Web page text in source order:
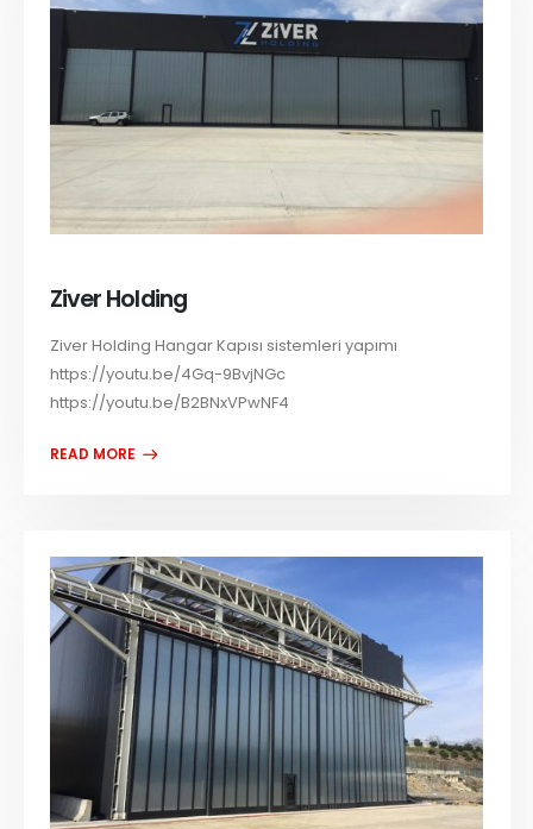
Ziver Holding
Ziver Holding Hangar Kapısı sistemleri yapımı
https://youtu.be/4Gq-9BvjNGc
https://youtu.be/B2BNxVPwNF4